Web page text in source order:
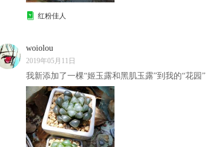
红粉佳人
woiolou
2019年05月11日
我新添加了一棵“姬玉露和黑肌玉露”到我的“花园”